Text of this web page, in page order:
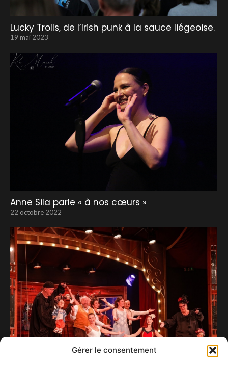
Gérer le consentement
Lucky Trolls, de l’Irish punk à la sauce liégeoise.
19 mai 2023
Anne Sila parle « à nos cœurs »
22 octobre 2022